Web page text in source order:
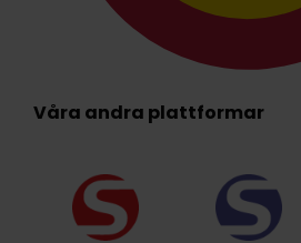
Våra andra plattformar